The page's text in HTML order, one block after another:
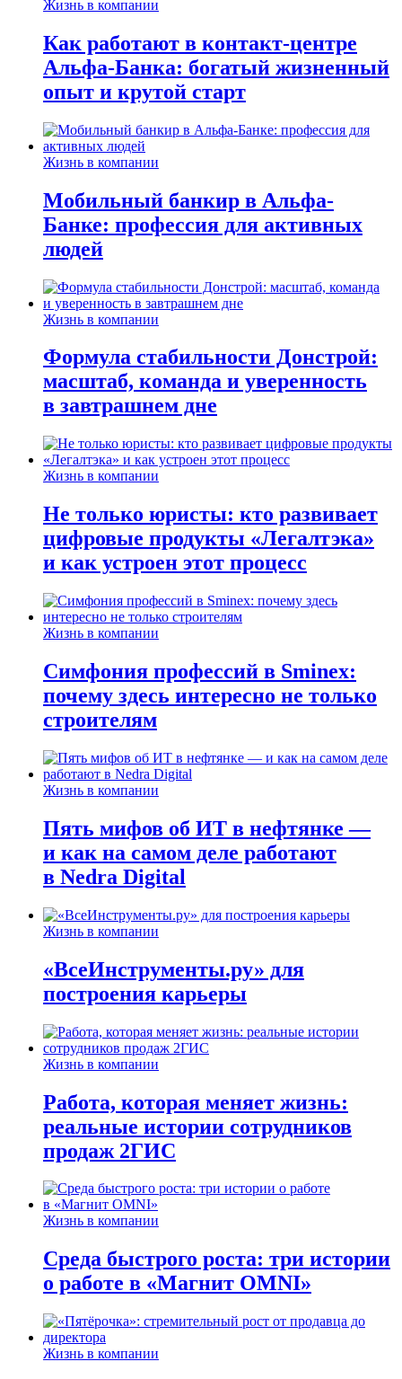
Жизнь в компании
Как работают в контакт-центре
Альфа-Банка: богатый жизненный
опыт и крутой старт
Жизнь в компании
Мобильный банкир в Альфа-
Банке: профессия для активных
людей
Жизнь в компании
Формула стабильности Донстрой:
масштаб, команда и уверенность
в завтрашнем дне
Жизнь в компании
Не только юристы: кто развивает
цифровые продукты «Легалтэка»
и как устроен этот процесс
Жизнь в компании
Симфония профессий в Sminex:
почему здесь интересно не только
строителям
Жизнь в компании
Пять мифов об ИТ в нефтянке —
и как на самом деле работают
в Nedra Digital
Жизнь в компании
«ВсеИнструменты.ру» для
построения карьеры
Жизнь в компании
Работа, которая меняет жизнь:
реальные истории сотрудников
продаж 2ГИС
Жизнь в компании
Среда быстрого роста: три истории
о работе в «Магнит OMNI»
Жизнь в компании